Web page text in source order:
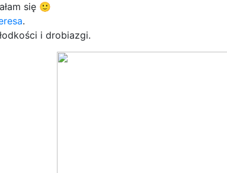
się 🙂
.
i drobiazgi.